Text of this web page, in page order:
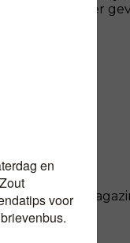
heel bijzonder
en